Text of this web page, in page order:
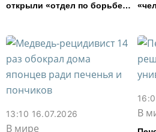
открыли «отдел по борьбе с
13:10 16.07.2026
В мире
В